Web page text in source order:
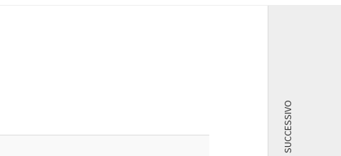
SUCCESSIVO